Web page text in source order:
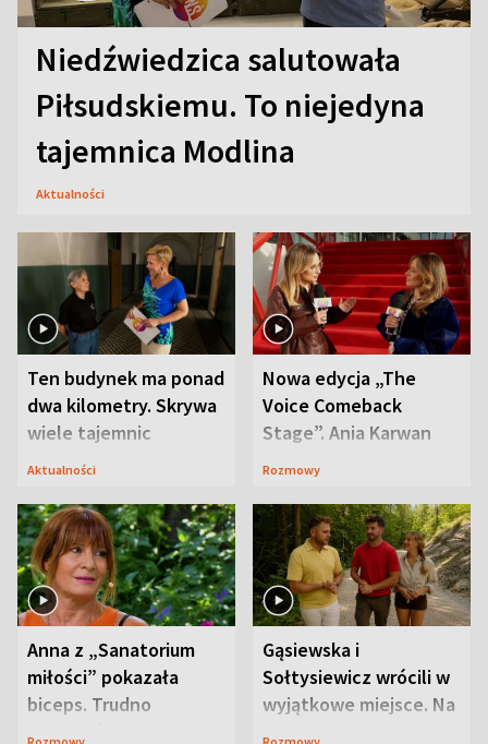
Niedźwiedzica salutowała
Piłsudskiemu. To niejedyna
tajemnica Modlina
Aktualności
Ten budynek ma ponad
dwa kilometry. Skrywa
wiele tajemnic
Aktualności
Nowa edycja „The
Voice Comeback
Stage”. Ania Karwan
zapowiada
Rozmowy
Anna z „Sanatorium
miłości” pokazała
biceps. Trudno
uwierzyć, co przeszła
Gąsiewska i
Sołtysiewicz wrócili w
wyjątkowe miejsce. Na
szlaku czekał